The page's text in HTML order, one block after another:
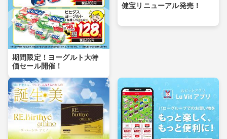
期間限定！ヨーグルト大特
価セール開催！
健宝リニューアル発売！